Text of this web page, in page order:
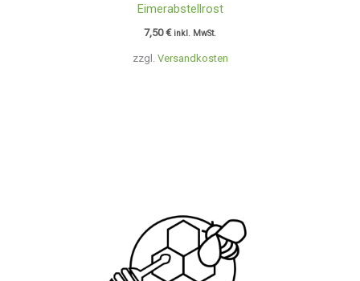
zzgl. Versandkosten
Eimerabstellrost
7,50€ inkl. MwSt.